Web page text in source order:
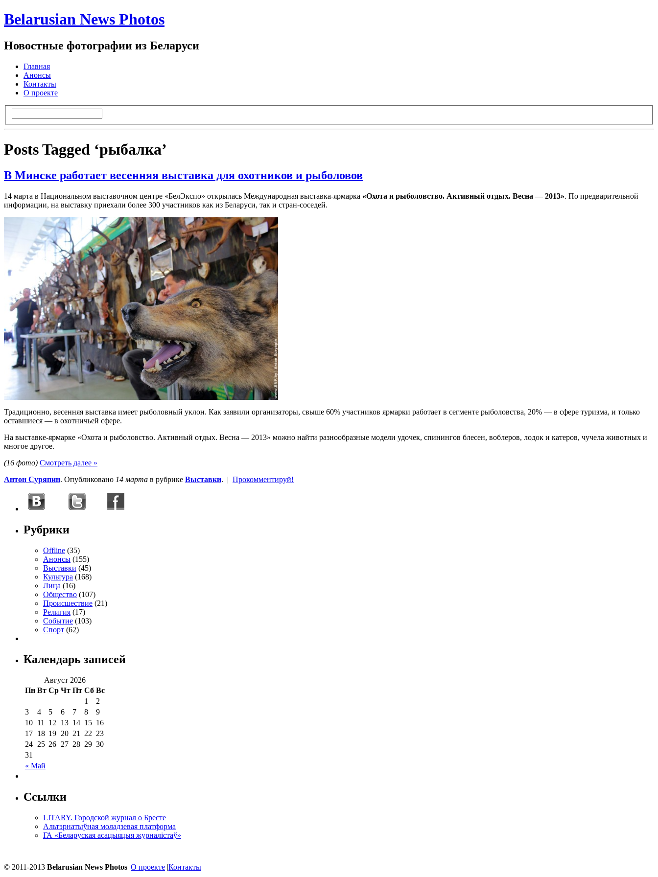
Belarusian News Photos
Новостные фотографии из Беларуси
Главная
Анонсы
Контакты
О проекте
Posts Tagged ‘рыбалка’
В Минске работает весенняя выставка для охотников и рыболовов
14 марта в Национальном выставочном центре «БелЭкспо» открылась Международная выставка-ярмарка «Охота и рыболовство. Активный отдых. Весна — 2013». По предварительной
информации, на выставку приехали более 300 участников как из Беларуси, так и стран-соседей.
Традиционно, весенняя выставка имеет рыболовный уклон. Как заявили организаторы, свыше 60% участников ярмарки работает в сегменте рыболовства, 20% — в сфере туризма, и только
оставшиеся — в охотничьей сфере.
На выставке-ярмарке «Охота и рыболовство. Активный отдых. Весна — 2013» можно найти разнообразные модели удочек, спинингов блесен, воблеров, лодок и катеров, чучела животных и
многое другое.
(16 фото) Смотреть далее »
Антон Суряпин. Опубликовано 14 марта в рубрике Выставки. | Прокомментируй!
Рубрики
Offline (35)
Анонсы (155)
Выставки (45)
Культура (168)
Лица (16)
Общество (107)
Происшествие (21)
Религия (17)
Событие (103)
Спорт (62)
Календарь записей
Август 2026
Пн Вт Ср Чт Пт Сб Вс
« Май
1
2
3
4 5 6 7 8
9
10 11 12 13 14 15 16
17 18 19 20 21 22 23
24 25 26 27 28 29 30
31
Ссылки
LITARY. Городской журнал о Бресте
Альтэрнатыўная моладзевая платформа
ГА «Беларуская асацыяцыя журналістаў»
© 2011-2013 Belarusian News Photos |О проекте |Контакты